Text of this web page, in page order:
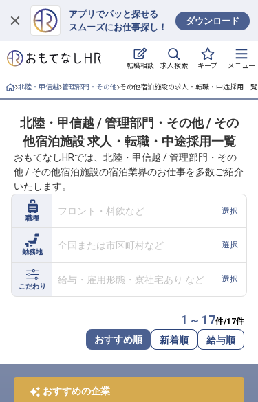
アプリでパッと探せる
スムーズにお仕事探し！
ダウンロード
転職相談 求人検索 キープ メニュー
ログイン
求人・施設を探す
就職・転職 合同説明会
おもてなしHRについて
ご利用の流れ
よくある質問
ホテル・宿泊業界情報コラム
転職サポートに申し込む
採用をお考えの企業様へ
北陸・甲信越 管理部門・その他 その他宿泊施設の求人・転職・中途採用一覧
北陸・甲信越 / 管理部門・その他 / その
他宿泊施設 求人・転職・中途採用一覧
おもてなしHRでは、北陸・甲信越 / 管理部門・その
他 / その他宿泊施設の宿泊業界のお仕事を多数ご紹介
いたします。
職種
フロント・料飲など 選択
勤務地
全国または市区町村など 選択
こだわり
給与・雇用形態・寮社宅あり など 選択
1 ~ 17件/17件
おすすめ順 新着順 給与順
おすすめの企業